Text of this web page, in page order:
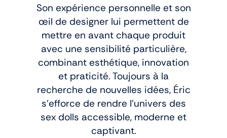
Son expérience personnelle et son
œil de designer lui permettent de
mettre en avant chaque produit
avec une sensibilité particulière,
combinant esthétique, innovation
et praticité. Toujours à la
recherche de nouvelles idées, Éric
s’efforce de rendre l’univers des
sex dolls accessible, moderne et
captivant.